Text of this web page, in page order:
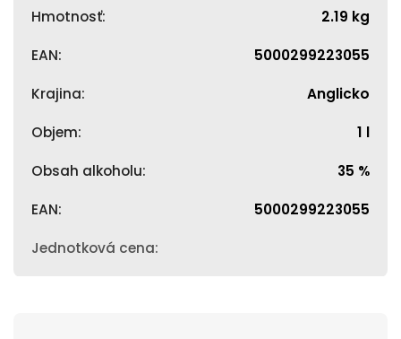
Hmotnosť: 2.19 kg
EAN: 5000299223055
Krajina: Anglicko
Objem: 1 l
Obsah alkoholu: 35 %
EAN: 5000299223055
Jednotková cena: